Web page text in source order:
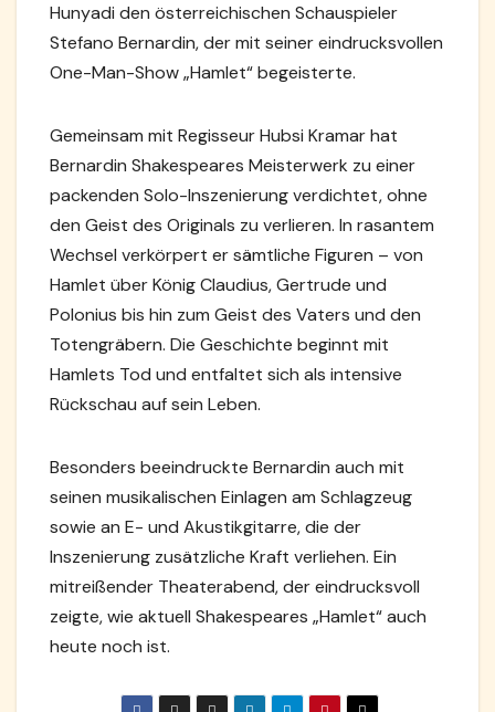
Hunyadi den österreichischen Schauspieler
Stefano Bernardin, der mit seiner eindrucksvollen
One-Man-Show „Hamlet“ begeisterte.
Gemeinsam mit Regisseur Hubsi Kramar hat
Bernardin Shakespeares Meisterwerk zu einer
packenden Solo-Inszenierung verdichtet, ohne
den Geist des Originals zu verlieren. In rasantem
Wechsel verkörpert er sämtliche Figuren – von
Hamlet über König Claudius, Gertrude und
Polonius bis hin zum Geist des Vaters und den
Totengräbern. Die Geschichte beginnt mit
Hamlets Tod und entfaltet sich als intensive
Rückschau auf sein Leben.
Besonders beeindruckte Bernardin auch mit
seinen musikalischen Einlagen am Schlagzeug
sowie an E- und Akustikgitarre, die der
Inszenierung zusätzliche Kraft verliehen. Ein
mitreißender Theaterabend, der eindrucksvoll
zeigte, wie aktuell Shakespeares „Hamlet“ auch
heute noch ist.